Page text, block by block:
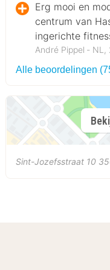
Erg mooi en
centrum van
ingerichte
André Pippel ‐
Alle beoordelingen
Sint-Jozefsstraat 10